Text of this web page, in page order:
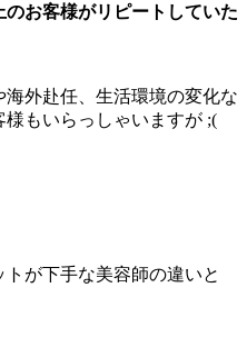
お客様がリピートしていた
外赴任、生活環境の変化な
もいらっしゃいますが ;(